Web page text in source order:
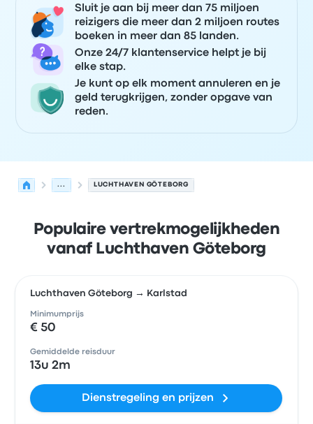
Sluit je aan bij meer dan 75 miljoen
reizigers die meer dan 2 miljoen routes
boeken in meer dan 85 landen.
Onze 24/7 klantenservice helpt je bij
elke stap.
Je kunt op elk moment annuleren en je
geld terugkrijgen, zonder opgave van
reden.
... LUCHTHAVEN GÖTEBORG
Populaire vertrekmogelijkheden
vanaf Luchthaven Göteborg
Luchthaven Göteborg → Karlstad
Minimumprijs
€ 50
Gemiddelde reisduur
13u 2m
Dienstregeling en prijzen